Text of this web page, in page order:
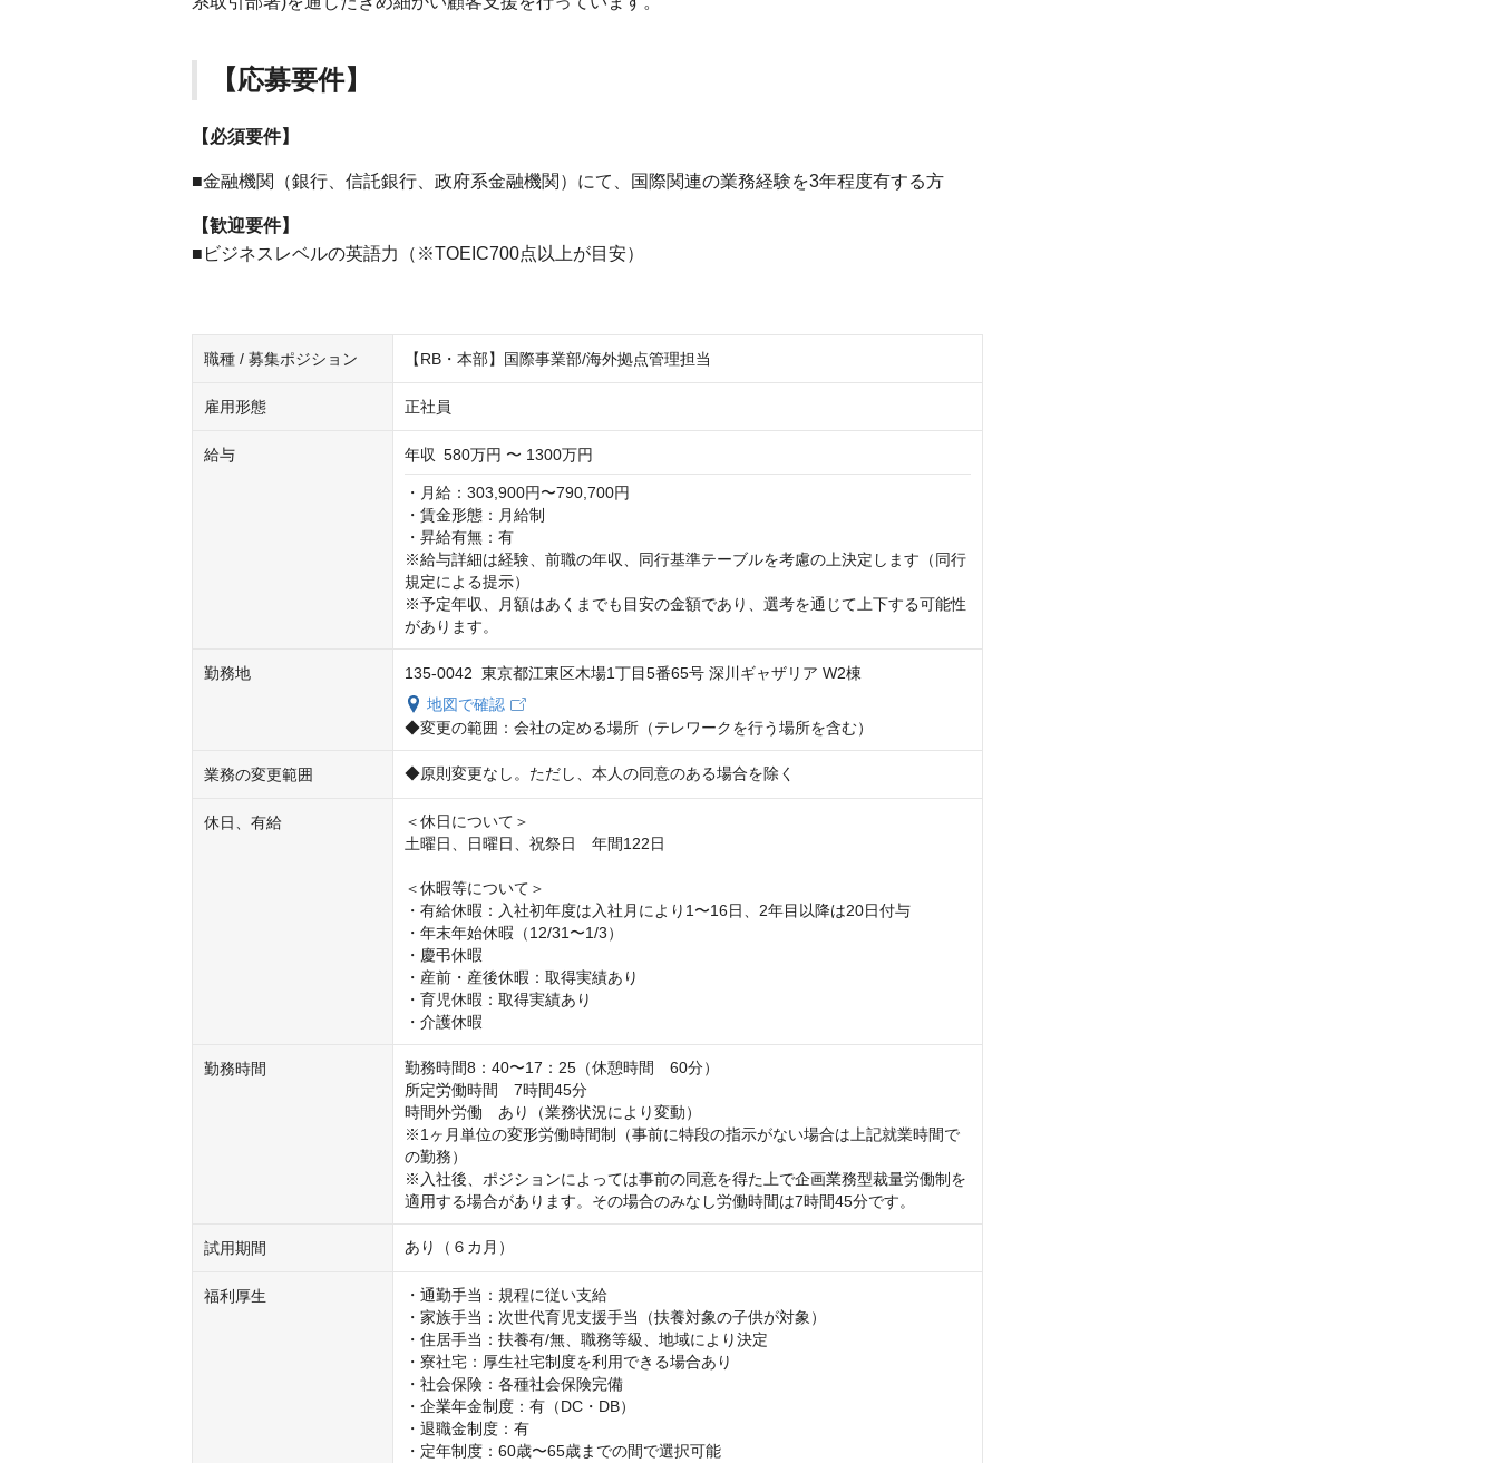
【応募要件】
【必須要件】
■金融機関（銀行、信託銀行、政府系金融機関）にて、国際関連の業務経験を3年程度有する方
【歓迎要件】
■ビジネスレベルの英語力（※TOEIC700点以上が目安）
職種 / 募集ポジション 【RB・本部】国際事業部/海外拠点管理担当
雇用形態 正社員
給与 年収 580万円 〜 1300万円
・月給：303,900円〜790,700円
・賃金形態：月給制
・昇給有無：有
※給与詳細は経験、前職の年収、同行基準テーブルを考慮の上決定します（同行
規定による提示）
※予定年収、月額はあくまでも目安の金額であり、選考を通じて上下する可能性
があります。
勤務地
135-0042 東京都江東区木場1丁目5番65号 深川ギャザリア W2棟
地図で確認
◆変更の範囲：会社の定める場所（テレワークを行う場所を含む）
業務の変更範囲 ◆原則変更なし。ただし、本人の同意のある場合を除く
休日、有給
＜休日について＞
土曜日、日曜日、祝祭日　年間122日
＜休暇等について＞
・有給休暇：入社初年度は入社月により1〜16日、2年目以降は20日付与
・年末年始休暇（12/31〜1/3）
・慶弔休暇
・産前・産後休暇：取得実績あり
・育児休暇：取得実績あり
・介護休暇
勤務時間
勤務時間8：40〜17：25（休憩時間　60分）
所定労働時間　7時間45分
時間外労働　あり（業務状況により変動）
※1ヶ月単位の変形労働時間制（事前に特段の指示がない場合は上記就業時間で
の勤務）
※入社後、ポジションによっては事前の同意を得た上で企画業務型裁量労働制を
適用する場合があります。その場合のみなし労働時間は7時間45分です。
試用期間 あり（６カ月）
福利厚生
・通勤手当：規程に従い支給
・家族手当：次世代育児支援手当（扶養対象の子供が対象）
・住居手当：扶養有/無、職務等級、地域により決定
・寮社宅：厚生社宅制度を利用できる場合あり
・社会保険：各種社会保険完備
・企業年金制度：有（DC・DB）
・退職金制度：有
・定年制度：60歳〜65歳までの間で選択可能